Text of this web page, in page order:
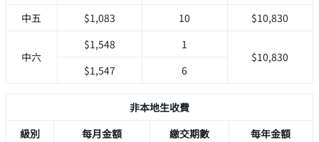
中五
$1,083 10 $10,830
中六
$1,548
1
$10,830
$1,547
6
非本地生收費
級別
每月金額 繳交期數
每年金額